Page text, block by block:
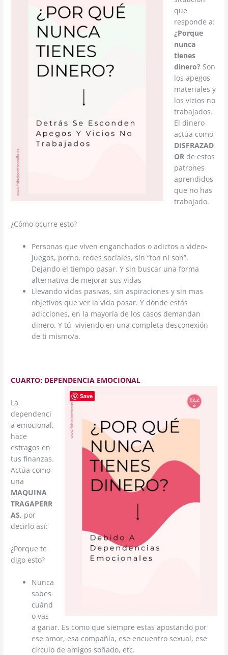
que
responde a:
¿Porque
nunca
tienes
dinero? Son
los apegos
materiales y
los vicios no
trabajados.
El dinero
actúa como
DISFRAZAD
OR de estos
patrones
aprendidos
que no has
trabajado.
¿Cómo ocurre esto?
Personas que viven enganchados o adictos a video-
juegos, porno, redes sociales, sin “ton ni son”.
Dejando el tiempo pasar. Y sin buscar una forma
alternativa de mejorar sus vidas
Llevando vidas pasivas, sin aspiraciones y sin mas
objetivos que ver la vida pasar. Y dónde estás
adicciones, en la mayoría de los casos demandan
dinero. Y tú, viviendo en una completa desconexión
de ti mismo/a.
CUARTO: DEPENDENCIA EMOCIONAL
La
dependenci
a emocional,
hace
estragos en
tus finanzas.
Actúa como
una
MAQUINA
TRAGAPERR
AS, por
decirlo así:
¿Porque te
digo esto?
Nunca
sabes
cuánd
o vas
a ganar. Es como que siempre estas apostando por
ese amor, esa compañía, ese encuentro sexual, ese
círculo de amigos soñado, etc.
Save